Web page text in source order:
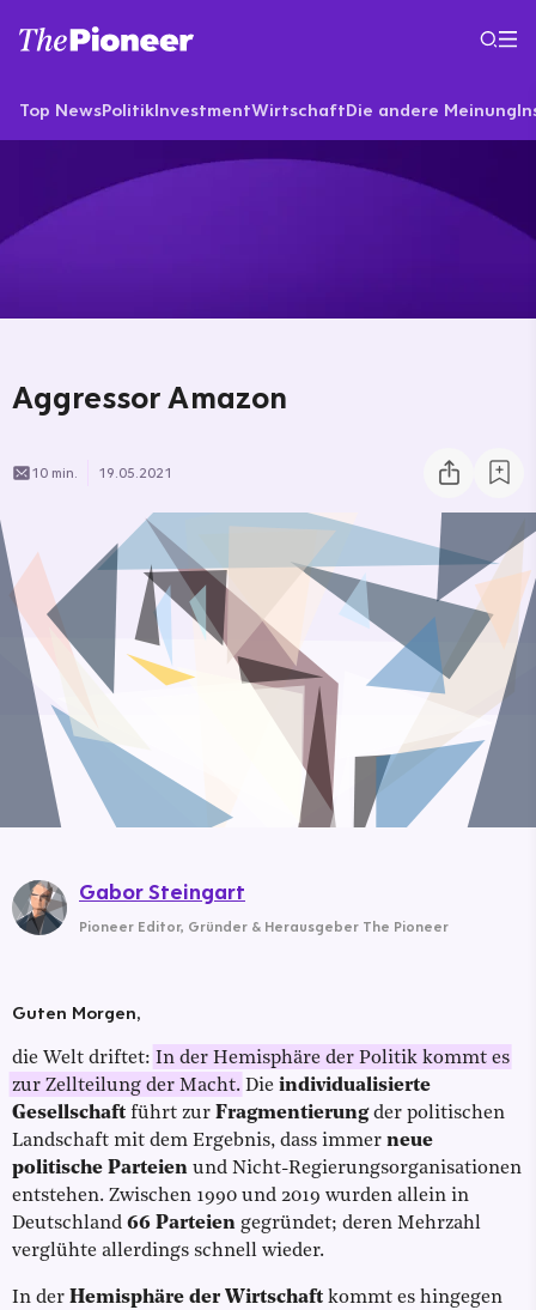
Top NewsPolitikInvestmentWirtschaftDie andere Meinung
Aggressor Amazon
10 min. 19.05.2021
Guten Morgen,
die Welt driftet: In der Hemisphäre der Politik kommt es
zur Zellteilung der Macht. Die individualisierte
Gesellschaft führt zur Fragmentierungder politischen
Landschaft mit dem Ergebnis, dass immer neue
politische Parteien und Nicht-Regierungsorganisationen
entstehen. Zwischen 1990 und 2019 wurden allein in
Deutschland 66 Parteien gegründet; deren Mehrzahl
verglühte allerdings schnell wieder.
In der Hemisphäre der Wirtschaft kommt es hingegen
Gabor Steingart
Pioneer Editor, Gründer & Herausgeber The Pioneer